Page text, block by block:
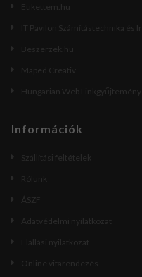
Etikettem.hu
IT Pavilon Számítástechnika és
Beszerzek.hu
Maped Creativ
Hungarian Web Linkgyűjtemény
Információk
Szállítási feltételek
Rólunk
ÁSZF
Adatvédelmi nyilatkozat
Elállási nyilatkozat
Online vitarendezés